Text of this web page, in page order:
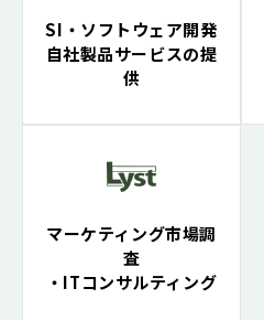
SI・ソフトウェア開発
自社製品サービスの提
供
マーケティング市場調
査
・ITコンサルティング